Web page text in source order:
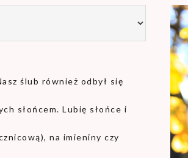
ślub również odbył się
słońcem. Lubię słońce i
na imieniny czy